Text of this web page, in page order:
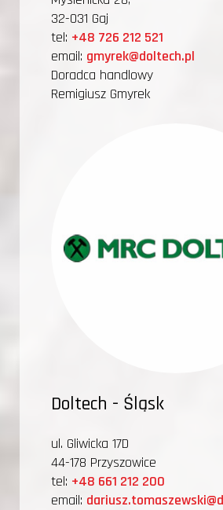
32-031 Gaj
tel: +48 726 212 521
email: gmyrek@doltech.pl
Doradca handlowy
Remigiusz Gmyrek
Doltech - Śląsk
ul. Gliwicka 17D
44-178 Przyszowice
tel: +48 661 212 200
email: